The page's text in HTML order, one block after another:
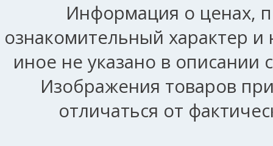
Информация о ценах,
ознакомительный характер
иное не указано в описании
Изображения товаров
отличаться от